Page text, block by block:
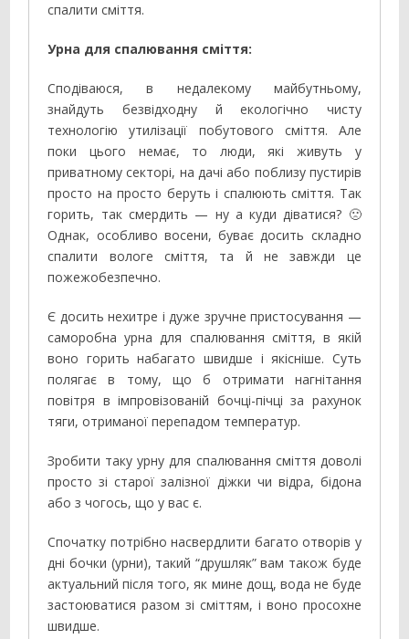
спалити сміття.
Урна для спалювання сміття:
Сподіваюся, в недалекому майбутньому,
знайдуть безвідходну й екологічно чисту
технологію утилізації побутового сміття. Але
поки цього немає, то люди, які живуть у
приватному секторі, на дачі або поблизу пустирів
просто на просто беруть і спалюють сміття. Так
горить, так смердить — ну а куди діватися? 🙁
Однак, особливо восени, буває досить складно
спалити вологе сміття, та й не завжди це
пожежобезпечно.
Є досить нехитре і дуже зручне пристосування —
саморобна урна для спалювання сміття, в якій
воно горить набагато швидше і якісніше. Суть
полягає в тому, що б отримати нагнітання
повітря в імпровізованій бочці-пічці за рахунок
тяги, отриманої перепадом температур.
Зробити таку урну для спалювання сміття доволі
просто зі старої залізної діжки чи відра, бідона
або з чогось, що у вас є.
Спочатку потрібно насвердлити багато отворів у
дні бочки (урни), такий “друшляк” вам також буде
актуальний після того, як мине дощ, вода не буде
застоюватися разом зі сміттям, і воно просохне
швидше.